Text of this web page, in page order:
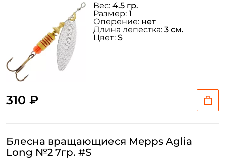
310 ₽
Вес: 4.5 гр.
Размер: 1
Оперение: нет
Длина лепестка: 3 см.
Цвет: S
Блесна вращающиеся Mepps Aglia
Long №2 7гр. #S